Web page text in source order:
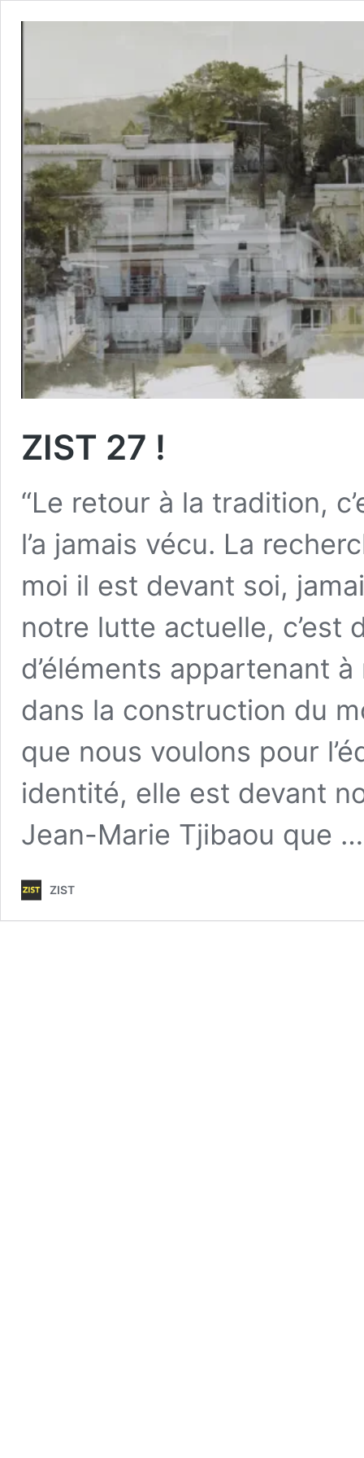
ZIST 27 !
“Le retour à la tradition,
l’a jamais vécu. La
moi il est devant soi,
notre lutte actuelle, c’est
d’éléments appartenant
dans la construction du
que nous voulons pour
identité, elle est devant
Jean-Marie Tjibaou que
ZIST